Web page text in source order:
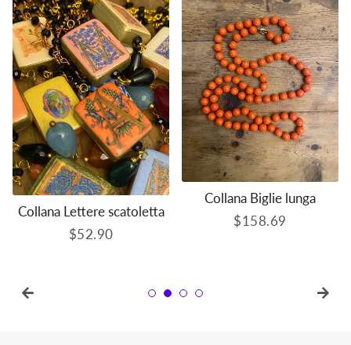
Collana Lettere scatoletta
Prezzo
$52.90
Collana Biglie lunga
Prezzo
$158.69